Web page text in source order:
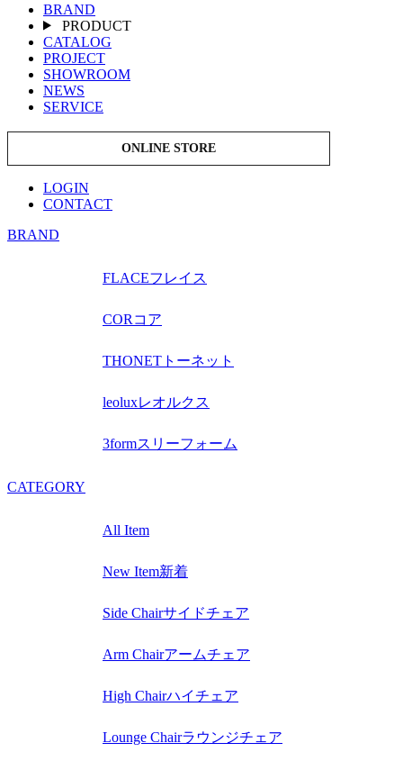
BRAND
PRODUCT
CATALOG
PROJECT
SHOWROOM
NEWS
SERVICE
ONLINE STORE
LOGIN
CONTACT
BRAND
FLACEフレイス
COR コア
THONET トーネット
leoluxレオルクス
3formスリーフォーム
CATEGORY
All Item
New Item新着
Side Chairサイドチェア
Arm Chairアームチェア
High Chairハイチェア
Lounge Chairラウンジチェア